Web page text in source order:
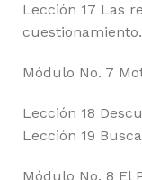
Lección 17 Las
cuestionamiento.
Módulo No. 7
Lección 18
Lección 19
Módulo No. 8 El